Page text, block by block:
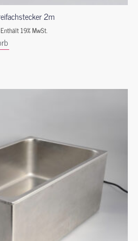
2m
Enthält 19% MwSt.